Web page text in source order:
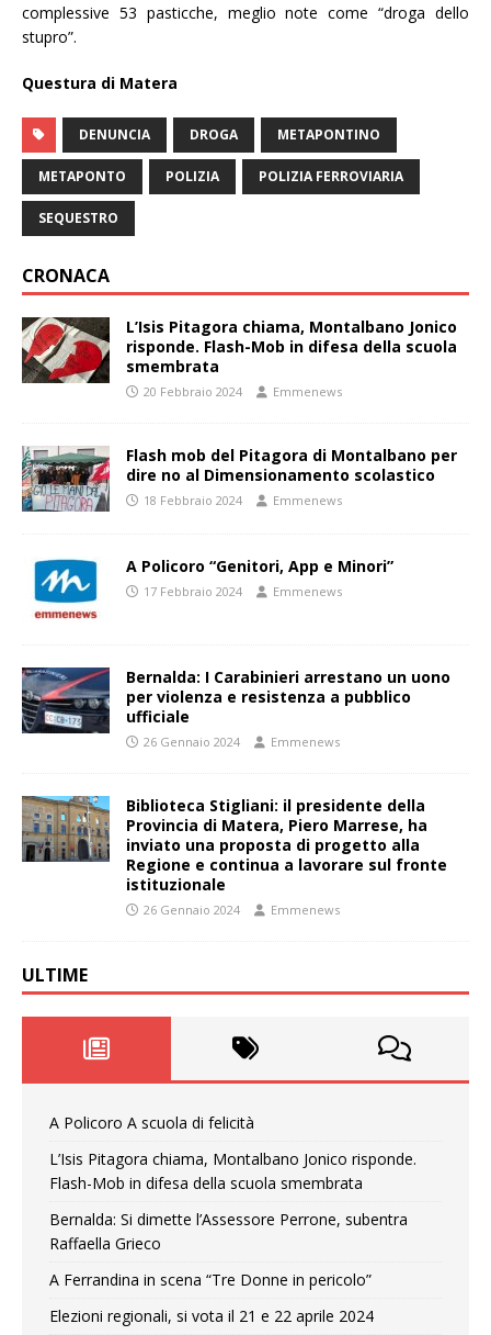
complessive 53 pasticche, meglio note come “droga dello
stupro”.
Questura di Matera
DENUNCIA DROGA METAPONTINO
METAPONTO POLIZIA POLIZIA FERROVIARIA
SEQUESTRO
CRONACA
L’Isis Pitagora chiama, Montalbano Jonico
risponde. Flash-Mob in difesa della scuola
smembrata
20 Febbraio 2024 Emmenews
Flash mob del Pitagora di Montalbano per
dire no al Dimensionamento scolastico
18 Febbraio 2024 Emmenews
A Policoro “Genitori, App e Minori”
17 Febbraio 2024 Emmenews
Bernalda: I Carabinieri arrestano un uono
per violenza e resistenza a pubblico
ufficiale
26 Gennaio 2024 Emmenews
Biblioteca Stigliani: il presidente della
Provincia di Matera, Piero Marrese, ha
inviato una proposta di progetto alla
Regione e continua a lavorare sul fronte
istituzionale
26 Gennaio 2024 Emmenews
ULTIME
A Policoro A scuola di felicità
L’Isis Pitagora chiama, Montalbano Jonico risponde.
Flash-Mob in difesa della scuola smembrata
Bernalda: Si dimette l’Assessore Perrone, subentra
Raffaella Grieco
A Ferrandina in scena “Tre Donne in pericolo”
Elezioni regionali, si vota il 21 e 22 aprile 2024